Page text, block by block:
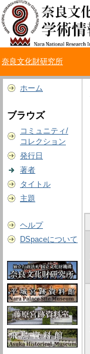
奈良文化財研究所
ホーム
ブラウズ
コミュニティ/
コレクション
発行日
著者
タイトル
主題
ヘルプ
DSpaceについて